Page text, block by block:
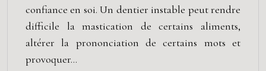
confiance en soi. Un dentier instable peut rendre
difficile la mastication de certains aliments,
altérer la prononciation de certains mots et
provoquer…